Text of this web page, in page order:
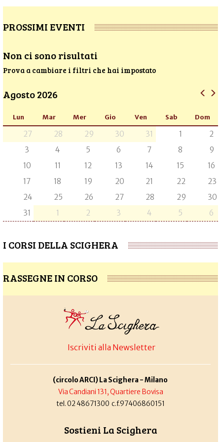
PROSSIMI EVENTI
Non ci sono risultati
Prova a cambiare i filtri che hai impostato
Agosto 2026
Lun Mar Mer Gio Ven Sab Dom
27 28 29 30 31 1
2
3
4 5 6 7 8
9
10
11 12 13 14 15
16
17
18 19 20 21 22
23
24
25 26 27 28 29
30
31
1 2 3 4 5 6
I CORSI DELLA SCIGHERA
RASSEGNE IN CORSO
Iscriviti alla Newsletter
(circolo ARCI) La Scighera - Milano
Via Candiani 131, Quartiere Bovisa
tel. 02 48671300 c.f.97406860151
Sostieni La Scighera